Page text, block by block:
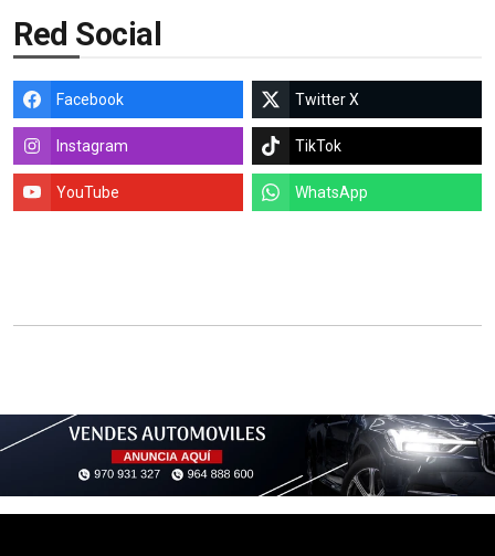
Red Social
Facebook Twitter X
Instagram TikTok
YouTube WhatsApp